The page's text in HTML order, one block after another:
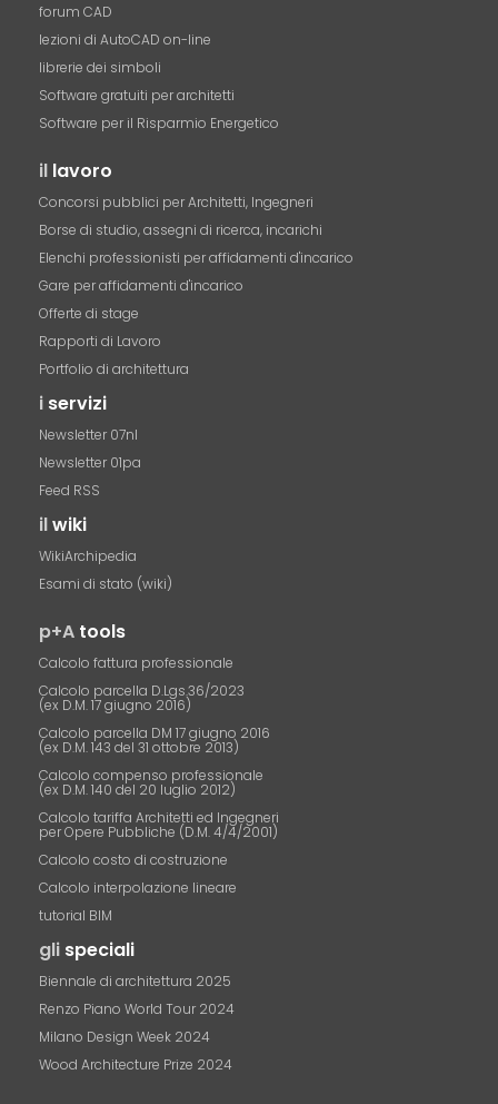
forum CAD
lezioni di AutoCAD on-line
librerie dei simboli
Software gratuiti per architetti
Software per il Risparmio Energetico
il lavoro
Concorsi pubblici per Architetti, Ingegneri
Borse di studio, assegni di ricerca, incarichi
Elenchi professionisti per affidamenti d'incarico
Gare per affidamenti d'incarico
Offerte di stage
Rapporti di Lavoro
Portfolio di architettura
i servizi
Newsletter 07nl
Newsletter 01pa
Feed RSS
ilwiki
WikiArchipedia
Esami di stato (wiki)
p+A tools
Calcolo fattura professionale
Calcolo parcella D.Lgs.36/2023
(ex D.M. 17 giugno 2016)
Calcolo parcella DM 17 giugno 2016
(ex D.M. 143 del 31 ottobre 2013)
Calcolo compenso professionale
(ex D.M. 140 del 20 luglio 2012)
Calcolo tariffa Architetti ed Ingegneri
per Opere Pubbliche (D.M. 4/4/2001)
Calcolo costo di costruzione
Calcolo interpolazione lineare
tutorial BIM
gli speciali
Biennale di architettura 2025
Renzo Piano World Tour 2024
Milano Design Week 2024
Wood Architecture Prize 2024